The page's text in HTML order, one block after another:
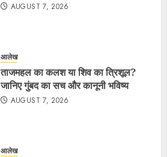
AUGUST 7, 2026
आलेख
ताजमहल का कलश या शिव का त्रिशूल?
जानिए गुंबद का सच और कानूनी भविष्य
AUGUST 7, 2026
आलेख